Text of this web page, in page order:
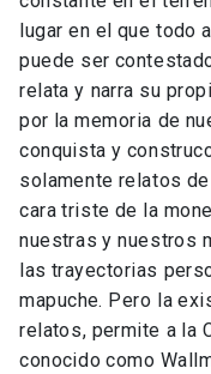
lugar en el que todo
puede ser
relata y narra su
por la memoria de
conquista y
solamente relatos
cara triste de la
nuestras y nuestros
las trayectorias
mapuche. Pero la
relatos, permite a la
conocido como